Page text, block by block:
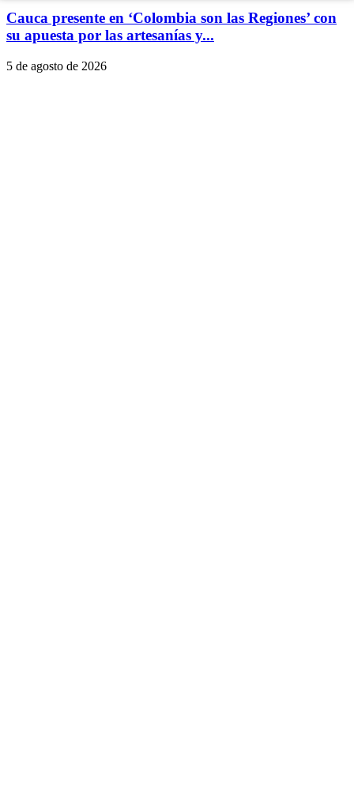
Cauca presente en ‘Colombia son las Regiones’ con
su apuesta por las artesanías y...
5 de agosto de 2026